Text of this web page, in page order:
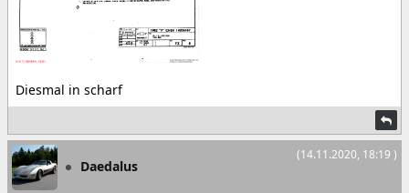
Diesmal in scharf
(14.11.2020, 18:19 )
Daedalus